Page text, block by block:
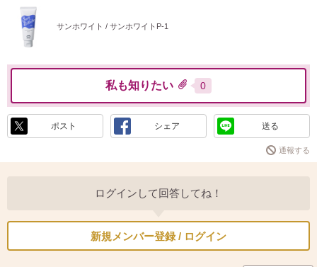
サンホワイト / サンホワイトP-1
私も知りたい 0
ポスト シェア 送る
通報する
ログインして回答してね！
新規メンバー登録 / ログイン